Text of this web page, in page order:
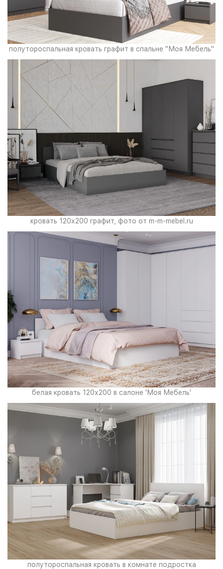
полутороспальная кровать графит в спальне "Моя Мебель"
кровать 120х200 графит, фото от m-m-mebel.ru
белая кровать 120х200 в салоне 'Моя Мебель'
полутороспальная кровать в комнате подростка